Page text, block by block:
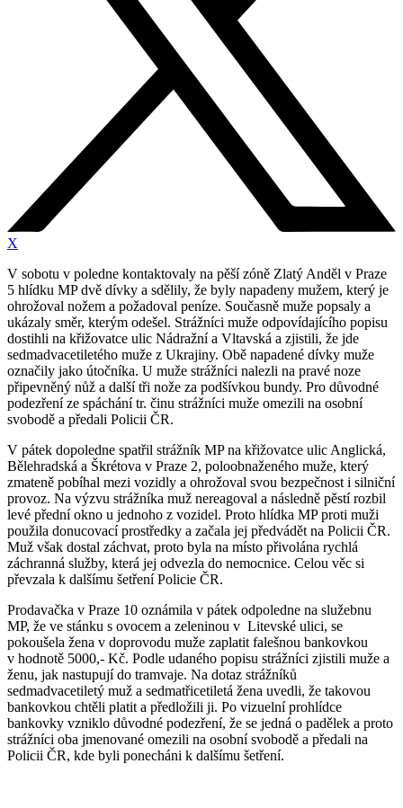
X
V sobotu v poledne kontaktovaly na pěší zóně Zlatý Anděl v Praze
5 hlídku MP dvě dívky a sdělily, že byly napadeny mužem, který je
ohrožoval nožem a požadoval peníze. Současně muže popsaly a
ukázaly směr, kterým odešel. Strážníci muže odpovídajícího popisu
dostihli na křižovatce ulic Nádražní a Vltavská a zjistili, že jde
sedmadvacetiletého muže z Ukrajiny. Obě napadené dívky muže
označily jako útočníka. U muže strážníci nalezli na pravé noze
připevněný nůž a další tři nože za podšívkou bundy. Pro důvodné
podezření ze spáchání tr. činu strážníci muže omezili na osobní
svobodě a předali Policii ČR.
V pátek dopoledne spatřil strážník MP na křižovatce ulic Anglická,
Bělehradská a Škrétova v Praze 2, poloobnaženého muže, který
zmateně pobíhal mezi vozidly a ohrožoval svou bezpečnost i silniční
provoz. Na výzvu strážníka muž nereagoval a následně pěstí rozbil
levé přední okno u jednoho z vozidel. Proto hlídka MP proti muži
použila donucovací prostředky a začala jej předvádět na Policii ČR.
Muž však dostal záchvat, proto byla na místo přivolána rychlá
záchranná služby, která jej odvezla do nemocnice. Celou věc si
převzala k dalšímu šetření Policie ČR.
Prodavačka v Praze 10 oznámila v pátek odpoledne na služebnu
MP, že ve stánku s ovocem a zeleninou v Litevské ulici, se
pokoušela žena v doprovodu muže zaplatit falešnou bankovkou
v hodnotě 5000,- Kč. Podle udaného popisu strážníci zjistili muže a
ženu, jak nastupují do tramvaje. Na dotaz strážníků
sedmadvacetiletý muž a sedmatřicetiletá žena uvedli, že takovou
bankovkou chtěli platit a předložili ji. Po vizuelní prohlídce
bankovky vzniklo důvodné podezření, že se jedná o padělek a proto
strážníci oba jmenované omezili na osobní svobodě a předali na
Policii ČR, kde byli ponecháni k dalšímu šetření.